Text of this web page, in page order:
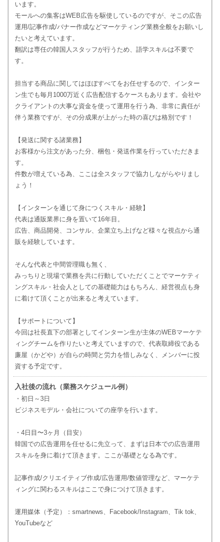
います。
モールへの集客はWEB広告を駆使しているのですが、そこの広告
運用/記事作成/バナー作成などマーケティング業務全般をお願いし
たいと考えています。
翻訳は専任の韓国人スタッフが行うため、語学スキルは不要で
す。
担当する商品に関してはほぼすべてをお任せするので、インター
ン生でも毎月1000万近く広告配信するケースもあります。会社や
クライアントの大事な資金を使って運用を行う為、非常に責任が
伴う業務ですが、その分成果が上がった時の喜びは格別です！
【発送に関する諸業務】
お客様から注文があった分、梱包・発送作業を行っていただきま
す。
件数が増えている為、ここは全スタッフで協力しながらやりまし
ょう！
【インターンを通じて身につくスキル・経験】
代表は通販業界に身を置いて16年目。
広告、商品開発、コンサル、企業立ち上げなど様々な視点から通
販を経験しています。
そんな代表と中間管理職も無く、
みっちりと現場で業務を共に行動していただくことでマーケティ
ングスキル・社会人としての基礎能力はもちろん、経営視点も身
に着けて頂くことが出来ると考えています。
【サポートについて】
今回は社長直下の部署としてインターン生が主体のWEBマーケテ
ィングチームを作りたいと考えていますので、代表取締役である
廉屋（かどや）が自らの時間と労力を惜しみなく、メンバーに投
資する予定です。
入社後の流れ（業務スケジュール例）
・初日～3日
ビジネスモデル・会社についての座学を行います。
・4日目〜3ヶ月（目安）
韓国での広告運用を任せるに先立って、まずは日本での広告運用
スキルを身に着けて頂きます。ここが基礎となる為です。
記事作成/クリエイティブ作成/広告運用/数値管理など、マーケテ
ィングに関わるスキルはここで身につけて頂きます。
運用媒体（予定）：smartnews、Facebook/Instagram、Tik tok、
YouTubeなど